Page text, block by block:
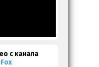
с канала